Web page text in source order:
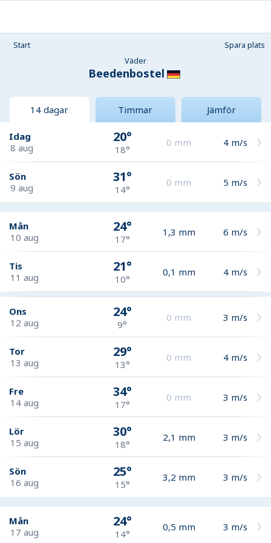
Start
Spara plats
Väder
Beedenbostel
14 dagar Timmar Jämför
Idag
8 aug
20°
18°
0 mm 4 m/s
Sön
9 aug
31°
14°
0 mm 5 m/s
Mån
10 aug
24°
17°
1,3 mm 6 m/s
Tis
11 aug
21°
10°
0,1 mm 4 m/s
Ons
12 aug
24°
9°
0 mm 3 m/s
Tor
13 aug
29°
13°
0 mm 4 m/s
Fre
14 aug
34°
17°
0 mm 3 m/s
Lör
15 aug
30°
18°
2,1 mm 3 m/s
Sön
16 aug
25°
15°
3,2 mm 3 m/s
Mån
17 aug
24°
14°
0,5 mm 3 m/s